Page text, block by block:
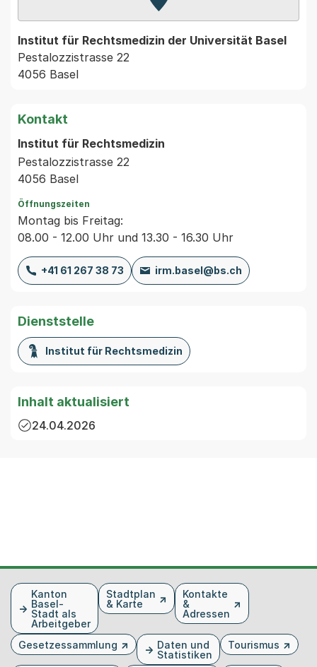
Zur Karte von MapBS.
Externer Link, wird in einem
Institut für Rechtsmedizin der Universität Basel
Pestalozzistrasse 22
4056 Basel
Kontakt
Institut für Rechtsmedizin
Pestalozzistrasse 22
4056 Basel
Öffnungszeiten
Montag bis Freitag:
08.00 - 12.00 Uhr und 13.30 - 16.30 Uhr
+41 61 267 38 73 irm.basel@bs.ch
Dienststelle
Institut für Rechtsmedizin
Inhalt aktualisiert
24.04.2026
FusszeileKanton
Basel-
Stadt als
Arbeitgeber
Stadtplan
& Karte
Kontakte
&
Adressen
Gesetzessammlung
Daten und
Statistiken
Tourismus